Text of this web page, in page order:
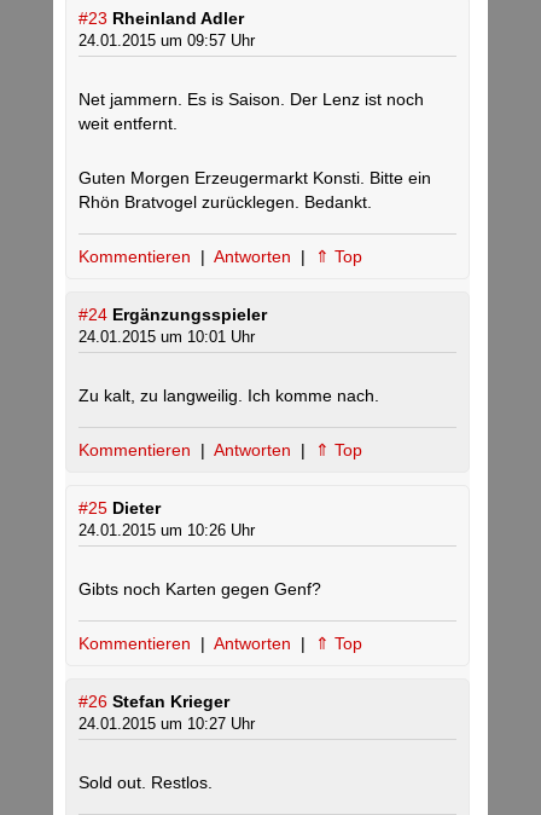
#23 Rheinland Adler
24.01.2015 um 09:57 Uhr
Net jammern. Es is Saison. Der Lenz ist noch
weit entfernt.
Guten Morgen Erzeugermarkt Konsti. Bitte ein
Rhön Bratvogel zurücklegen. Bedankt.
Kommentieren | Antworten | ⇑ Top
#24 Ergänzungsspieler
24.01.2015 um 10:01 Uhr
Zu kalt, zu langweilig. Ich komme nach.
Kommentieren | Antworten | ⇑ Top
#25 Dieter
24.01.2015 um 10:26 Uhr
Gibts noch Karten gegen Genf?
Kommentieren | Antworten | ⇑ Top
#26 Stefan Krieger
24.01.2015 um 10:27 Uhr
Sold out. Restlos.